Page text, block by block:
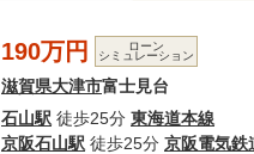
190万円 ローン
シミュレーション
滋賀県大津市富士見台
石山駅 徒歩25分 東海道本線
京阪石山駅 徒歩25分 京阪電気鉄